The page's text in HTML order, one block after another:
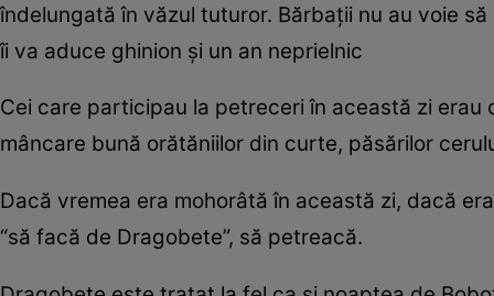
îndelungată în văzul tuturor. Bărbaţii nu au voie
îi va aduce ghinion şi un an neprielnic
Cei care participau la petreceri în această zi
mâncare bună orătăniilor din curte, păsărilor
Dacă vremea era mohorâtă în această zi, dacă
“să facă de Dragobete”, să petreacă.